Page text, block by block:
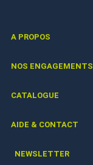
A PROPOS
NOS ENGAGEMENTS
CATALOGUE
AIDE & CONTACT
NEWSLETTER